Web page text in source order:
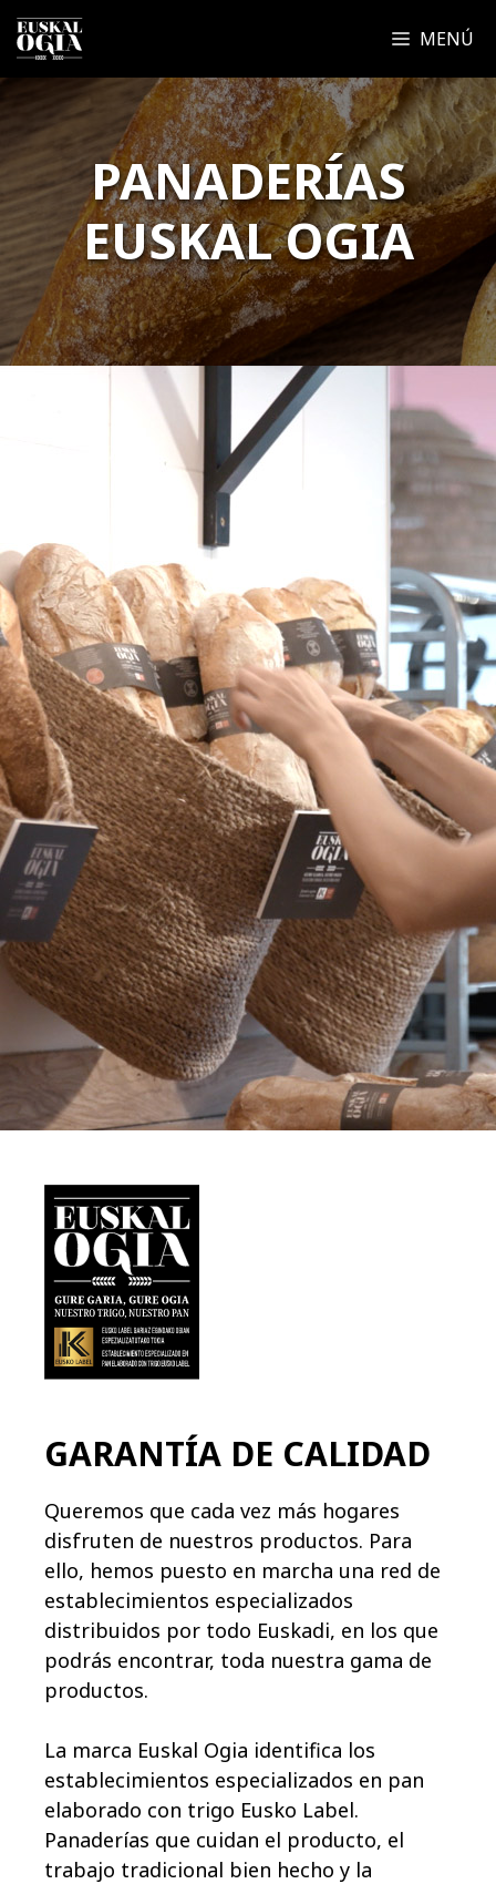
Saltar
contenido
MENÚ
PANADERÍAS
EUSKAL OGIA
GARANTÍA DE CALIDAD
Queremos que cada vez más hogares
disfruten de nuestros productos. Para
ello, hemos puesto en marcha una red de
establecimientos especializados
distribuidos por todo Euskadi, en los que
podrás encontrar, toda nuestra gama de
productos.
La marca Euskal Ogia identifica los
establecimientos especializados en pan
elaborado con trigo Eusko Label.
Panaderías que cuidan el producto, el
trabajo tradicional bien hecho y la